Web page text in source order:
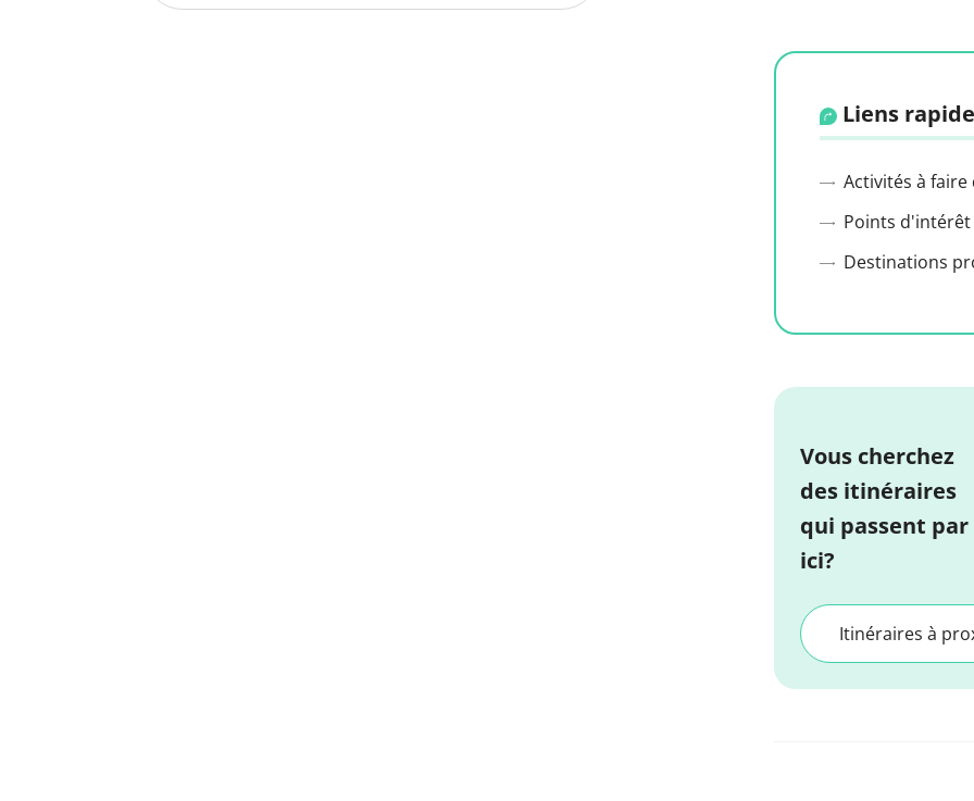
Liens
Activités à
Points
Destinations
Vous cherchez
des itinéraires
qui passent par
ici?
Itinéraires à